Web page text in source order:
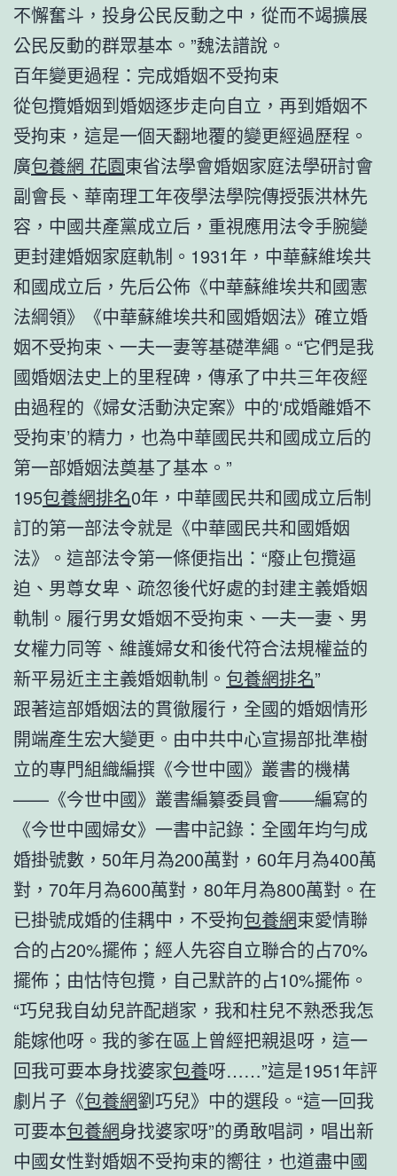
不懈奮斗，投身公民反動之中，從而不竭擴展
公民反動的群眾基本。”魏法譜說。
百年變更過程：完成婚姻不受拘束
從包攬婚姻到婚姻逐步走向自立，再到婚姻不
受拘束，這是一個天翻地覆的變更經過歷程。
廣包養網 花園東省法學會婚姻家庭法學研討會
副會長、華南理工年夜學法學院傳授張洪林先
容，中國共產黨成立后，重視應用法令手腕變
更封建婚姻家庭軌制。1931年，中華蘇維埃共
和國成立后，先后公佈《中華蘇維埃共和國憲
法綱領》《中華蘇維埃共和國婚姻法》確立婚
姻不受拘束、一夫一妻等基礎準繩。“它們是我
國婚姻法史上的里程碑，傳承了中共三年夜經
由過程的《婦女活動決定案》中的‘成婚離婚不
受拘束’的精力，也為中華國民共和國成立后的
第一部婚姻法奠基了基本。”
195包養網排名0年，中華國民共和國成立后制
訂的第一部法令就是《中華國民共和國婚姻
法》。這部法令第一條便指出：“廢止包攬逼
迫、男尊女卑、疏忽後代好處的封建主義婚姻
軌制。履行男女婚姻不受拘束、一夫一妻、男
女權力同等、維護婦女和後代符合法規權益的
新平易近主主義婚姻軌制。 包養網排名”
跟著這部婚姻法的貫徹履行，全國的婚姻情形
開端產生宏大變更。由中共中心宣揚部批準樹
立的專門組織編撰《今世中國》叢書的機構
——《今世中國》叢書編纂委員會——編寫的
《今世中國婦女》一書中記錄：全國年均勻成
婚掛號數，50年月為200萬對，60年月為400萬
對，70年月為600萬對，80年月為800萬對。在
已掛號成婚的佳耦中，不受拘包養網束愛情聯
合的占20%擺佈；經人先容自立聯合的占70%
擺佈；由怙恃包攬，自己默許的占10%擺佈。
“巧兒我自幼兒許配趙家，我和柱兒不熟悉我怎
能嫁他呀。我的爹在區上曾經把親退呀，這一
回我可要本身找婆家包養呀……”這是1951年評
劇片子《包養網劉巧兒》中的選段。“這一回我
可要本包養網身找婆家呀”的勇敢唱詞，唱出新
中國女性對婚姻不受拘束的嚮往，也道盡中國